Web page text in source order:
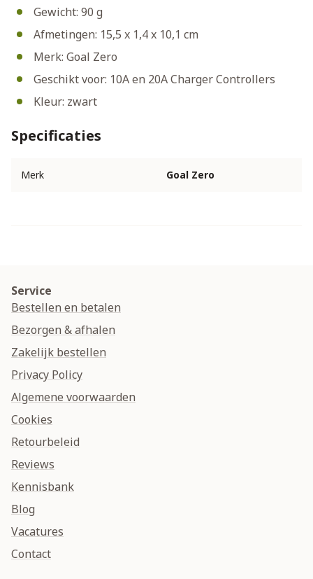
Gewicht: 90 g
Afmetingen: 15,5 x 1,4 x 10,1 cm
Merk: Goal Zero
Geschikt voor: 10A en 20A Charger Controllers
Kleur: zwart
Specificaties
Merk Goal Zero
Service
Bestellen en betalen
Bezorgen & afhalen
Zakelijk bestellen
Privacy Policy
Algemene voorwaarden
Cookies
Retourbeleid
Reviews
Kennisbank
Blog
Vacatures
Contact